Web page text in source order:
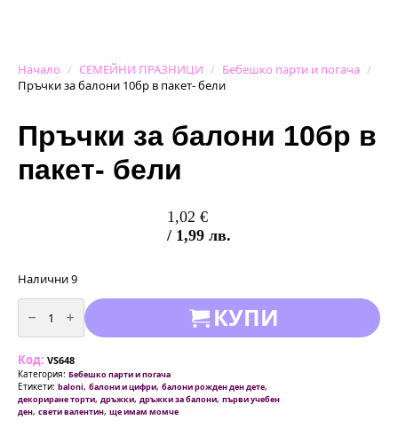
Начало СЕМЕЙНИ ПРАЗНИЦИ
Бебешко парти и погача
Пръчки за балони 10бр в пакет- бели
Пръчки за балони 10бр в
пакет- бели
1,02 €
/ 1,99 лв.
Налични 9
количество
за
Пръчки
за
10бр
в
пакет-
бели
КУПИ
Код: VS648
Категория: Бебешко парти и погача
Етикети: baloni, балони и цифри, балони рожден ден дете,
декориране торти, дръжки, дръжки за балони, първи учебен
ден, свети валентин, ще имам момче